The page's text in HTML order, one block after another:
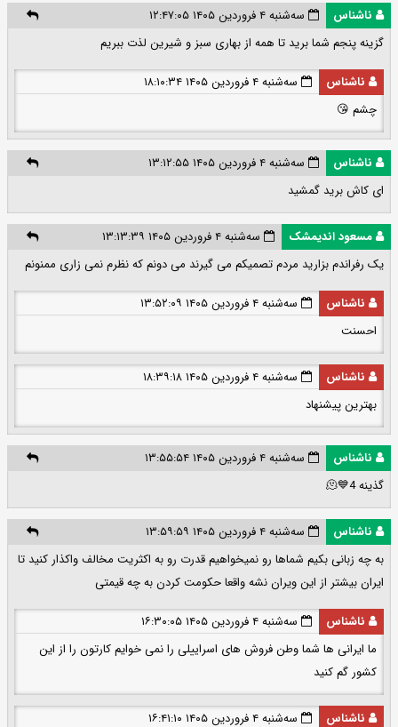
ناشناس
سه‌شنبه ۴ فروردین ۱۴۰۵ ۱۲:۴۷:۰۵
گزینه پنجم شما برید تا همه از بهاری سبز و شیرین لذت ببریم
ناشناس
سه‌شنبه ۴ فروردین ۱۴۰۵ ۱۸:۱۰:۳۴
چشم 😘
ناشناس
سه‌شنبه ۴ فروردین ۱۴۰۵ ۱۳:۱۲:۵۵
ای کاش برید گمشید
مسعود اندیمشک
سه‌شنبه ۴ فروردین ۱۴۰۵ ۱۳:۱۳:۳۹
یک رفراندم بزارید مردم تصمیکم می گیرند می دونم که نظرم نمی زاری ممنونم
ناشناس
سه‌شنبه ۴ فروردین ۱۴۰۵ ۱۳:۵۲:۰۹
احسنت
ناشناس
سه‌شنبه ۴ فروردین ۱۴۰۵ ۱۸:۳۹:۱۸
بهترین پیشنهاد
ناشناس
سه‌شنبه ۴ فروردین ۱۴۰۵ ۱۳:۵۵:۵۴
گذینه 4💙🫠
ناشناس
سه‌شنبه ۴ فروردین ۱۴۰۵ ۱۳:۵۹:۵۹
به چه زبانی بکیم شماها رو نمیخواهیم قدرت رو به اکثریت مخالف واکذار کنید تا
ایران بیشتر از این ویران نشه واقعا حکومت کردن به چه قیمتی
ناشناس
سه‌شنبه ۴ فروردین ۱۴۰۵ ۱۶:۳۰:۰۵
ما ایرانی ها شما وطن فروش های اسراییلی را نمی خوایم کارتون را از این
کشور گم کنید
ناشناس سه‌شنبه ۴ فروردین ۱۴۰۵ ۱۶:۴۱:۱۰